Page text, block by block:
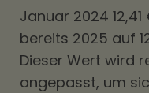
Januar 2024
bereits 2025 auf
Dieser Wert wird
angepasst, um